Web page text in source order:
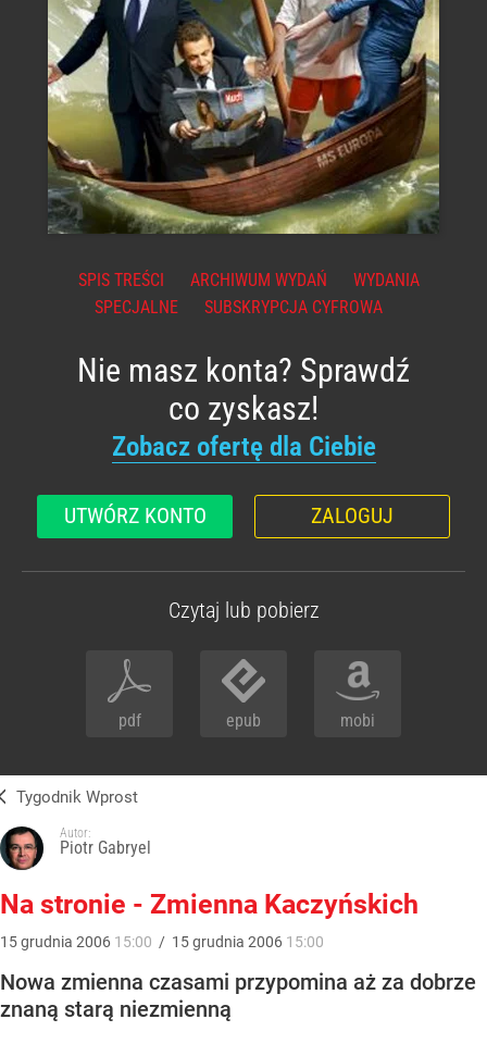
SPIS TREŚCI ARCHIWUM WYDAŃ
WYDANIA
SPECJALNE
SUBSKRYPCJA CYFROWA
Nie masz konta? Sprawdź
co zyskasz!
Zobacz ofertę dla Ciebie
UTWÓRZ KONTO ZALOGUJ
Czytaj lub pobierz
pdf epub mobi
Tygodnik Wprost
Autor:
Piotr Gabryel
Na stronie - Zmienna Kaczyńskich
15grudnia 2006 15:00 / 15grudnia 2006 15:00
Nowa zmienna czasami przypomina aż za dobrze
znaną starą niezmienną